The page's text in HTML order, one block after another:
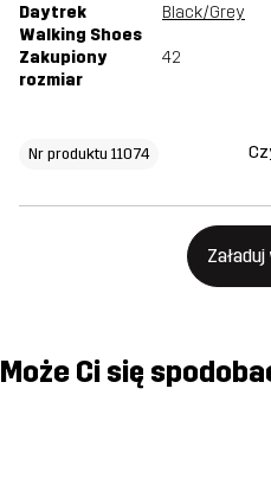
Daytrek
Walking Shoes
Black/Grey
Zakupiony
rozmiar
42
Nr produktu 11074
Może Ci się